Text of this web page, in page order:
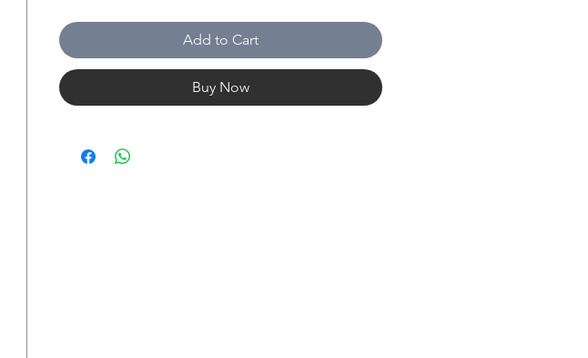
Add to Cart
Buy Now